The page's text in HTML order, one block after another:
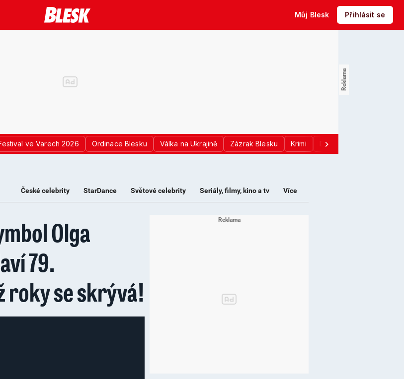
Můj Blesk Přihlásit se
ve Varech 2026 Ordinace Blesku Válka na Ukrajině Zázrak Blesku Krimi Donald Trump
České celebrity StarDance Světové celebrity Seriály, filmy, kino a tv Více
Olga
79.
roky se skrývá!